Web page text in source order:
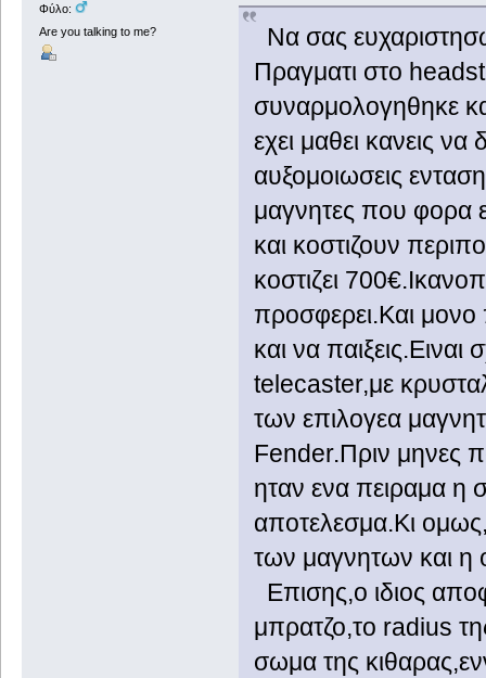
Φύλο:
Are you talking to me?
Να σας
Πραγματι στο
συναρμολογηθηκε
εχει μαθει κανεις
αυξομοιωσεις
μαγνητες που φορα
και κοστιζουν
κοστιζει
προσφερει.Και μονο
και να
telecaster,με
των επιλογεα
Fender.Πριν μηνες
ηταν ενα πειραμα η
αποτελεσμα.Κι
των μαγνητων και η
Επισης,ο ιδιος
μπρατζο,το radius
σωμα της